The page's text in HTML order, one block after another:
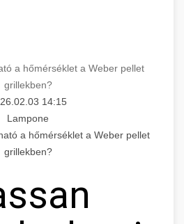
a hőmérséklet a Weber pellet
grillekben?
14:15
Lampone